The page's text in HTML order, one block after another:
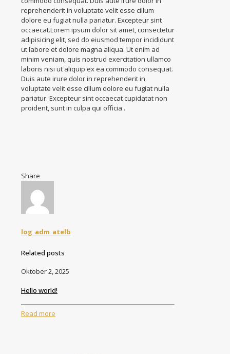
reprehenderit in voluptate velit esse cillum
dolore eu fugiat nulla pariatur. Excepteur sint
occaecat.Lorem ipsum dolor sit amet, consectetur
adipisicing elit, sed do eiusmod tempor incididunt
ut labore et dolore magna aliqua. Ut enim ad
minim veniam, quis nostrud exercitation ullamco
laboris nisi ut aliquip ex ea commodo consequat.
Duis aute irure dolor in reprehenderit in
voluptate velit esse cillum dolore eu fugiat nulla
pariatur. Excepteur sint occaecat cupidatat non
proident, sunt in culpa qui officia .
Share
log_adm_atelb
Related posts
Oktober 2, 2025
Hello world!
Read more